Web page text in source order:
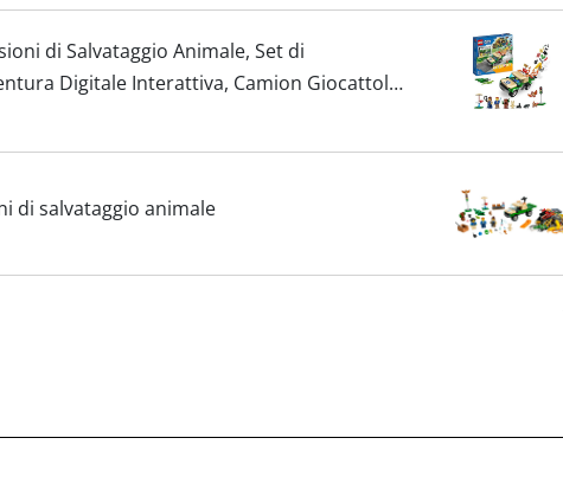
di Salvataggio Animale, Set di
Digitale Interattiva, Camion Giocattolo
di salvataggio animale